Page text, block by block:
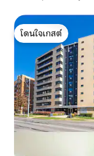
โดนใจเกสต์
โดนใจเกสต์